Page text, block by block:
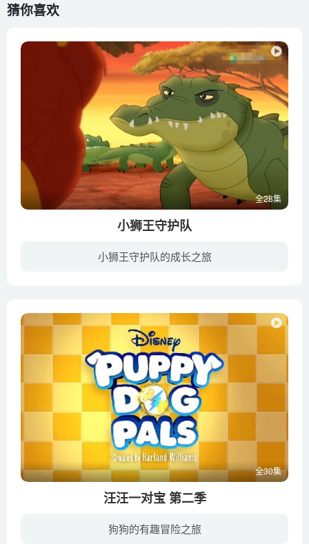
猜你喜欢
全28集
小狮王守护队
小狮王守护队的成长之旅
全30集
汪汪一对宝 第二季
狗狗的有趣冒险之旅